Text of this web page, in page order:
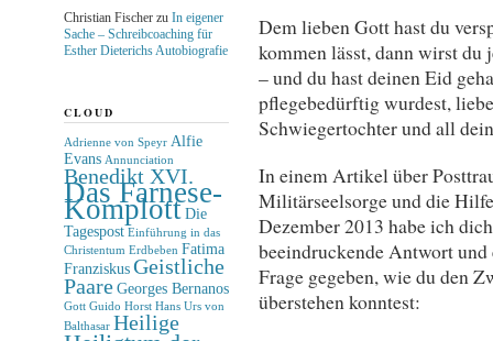
Dem lieben Gott hast du
kommen lässt, dann wirst du
– und du hast deinen Eid
pflegebedürftig wurdest,
Schwiegertochter und all
In einem Artikel über
Militärseelsorge und die
Dezember 2013 habe ich
beeindruckende Antwort
Frage gegeben, wie du den
überstehen konntest:
Christian Fischerzu In eigener
Sache – Schreibcoaching für
Esther Dieterichs Autobiografie
CLOUD
Adrienne von Speyr Alfie
Evans Annunciation
Benedikt XVI.
Das Farnese-
Komplott Die
Tagespost Einführung in das
Christentum Erdbeben Fatima
Franziskus Geistliche
Paare Georges Bernanos
Gott Guido Horst Hans Urs von
Balthasar Heilige